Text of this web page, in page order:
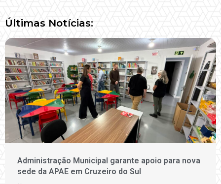
Últimas Notícias:
Administração Municipal garante apoio para nova
sede da APAE em Cruzeiro do Sul